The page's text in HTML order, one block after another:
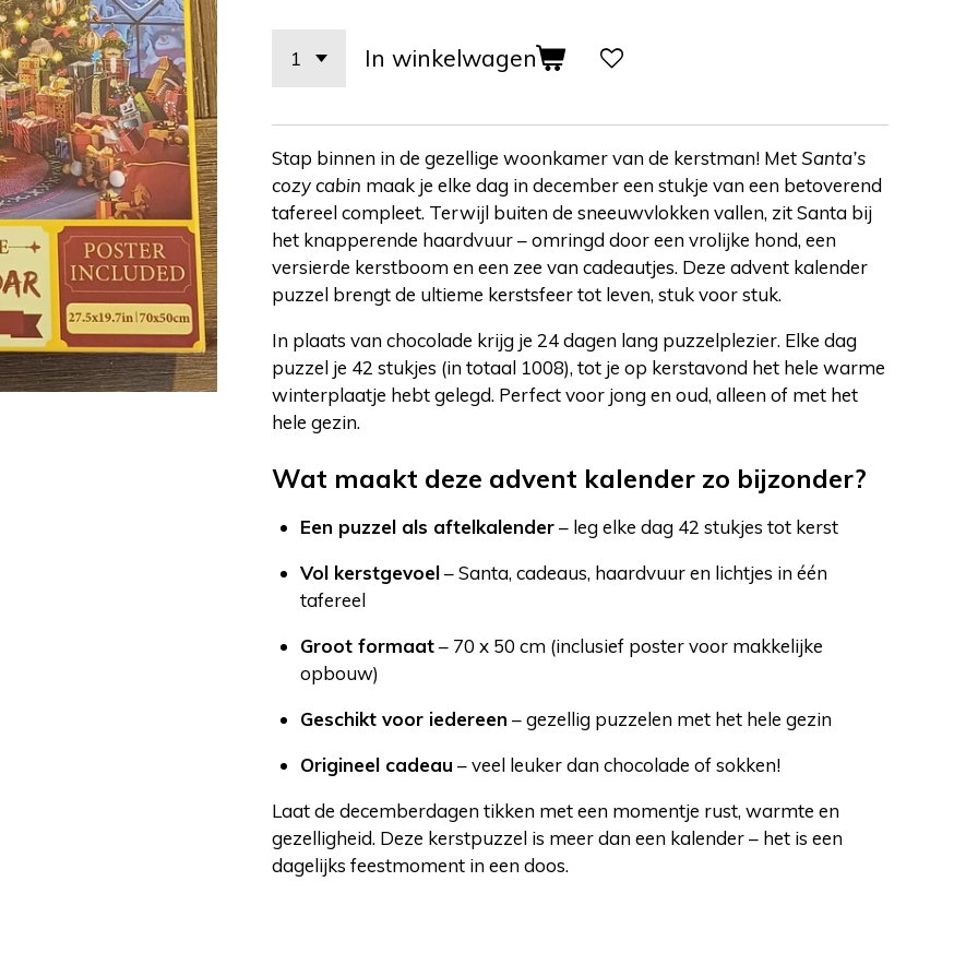
In winkelwagen
Stap binnen in de gezellige woonkamer van de kerstman! MetSanta’s
cozy cabin maak je elke dag in december een stukje van een betoverend
tafereel compleet. Terwijl buiten de sneeuwvlokken vallen, zit Santa bij
het knapperende haardvuur – omringd door een vrolijke hond, een
versierde kerstboom en een zee van cadeautjes. Deze advent kalender
puzzel brengt de ultieme kerstsfeer tot leven, stuk voor stuk.
In plaats van chocolade krijg je 24 dagen lang puzzelplezier. Elke dag
puzzel je 42 stukjes (in totaal 1008), tot je op kerstavond het hele warme
winterplaatje hebt gelegd. Perfect voor jong en oud, alleen of met het
hele gezin.
Wat maakt deze advent kalender zo bijzonder?
Een puzzel als aftelkalender– leg elke dag 42 stukjes tot kerst
Vol kerstgevoel– Santa, cadeaus, haardvuur en lichtjes in één
tafereel
Groot formaat– 70 x 50 cm (inclusief poster voor makkelijke
opbouw)
Geschikt voor iedereen – gezellig puzzelen met het hele gezin
Origineel cadeau – veel leuker dan chocolade of sokken!
Laat de decemberdagen tikken met een momentje rust, warmte en
gezelligheid. Deze kerstpuzzel is meer dan een kalender – het is een
dagelijks feestmoment in een doos.